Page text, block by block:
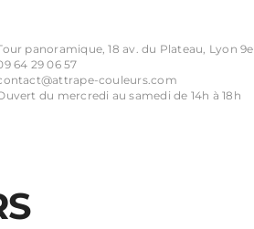
panoramique, 18 av. du Plateau, Lyon 9e
64 29 06 57
couleurs.com
du mercredi au samedi de 14h à 18h